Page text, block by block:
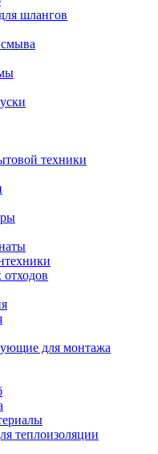
шлангов
техники
для монтажа
теплоизоляции